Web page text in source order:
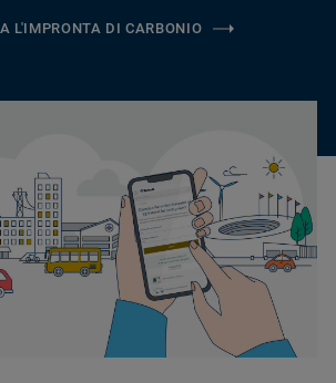
L'IMPRONTA DI CARBONIO